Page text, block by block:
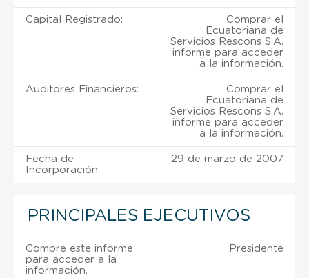
Capital Registrado:
Comprar el
Ecuatoriana de
Servicios Rescons S.A.
informe para acceder
a la información.
Auditores Financieros:
Comprar el
Ecuatoriana de
Servicios Rescons S.A.
informe para acceder
a la información.
Fecha de
Incorporación:
29 de marzo de 2007
PRINCIPALES EJECUTIVOS
Compre este informe
para acceder a la
información.
Presidente